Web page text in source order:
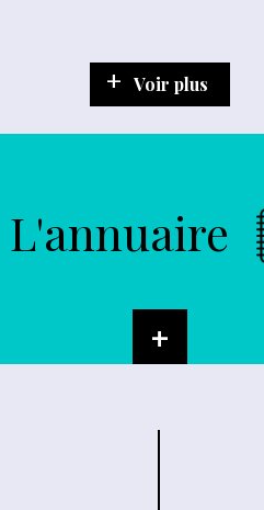
Voir plus
L'annuaire
+